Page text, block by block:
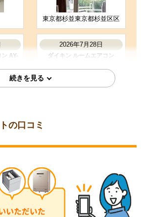
様の声をもっと見る
東京都杉並東京都杉並区区
AY-
2026年7月28日
ダイキン ルームエアコン
RC-
三菱 ルームエアコン MSZ-
JXV2526-W
の口コミ